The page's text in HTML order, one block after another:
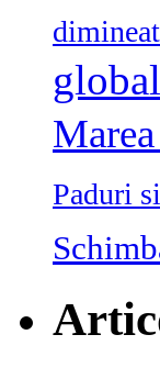
Paduri